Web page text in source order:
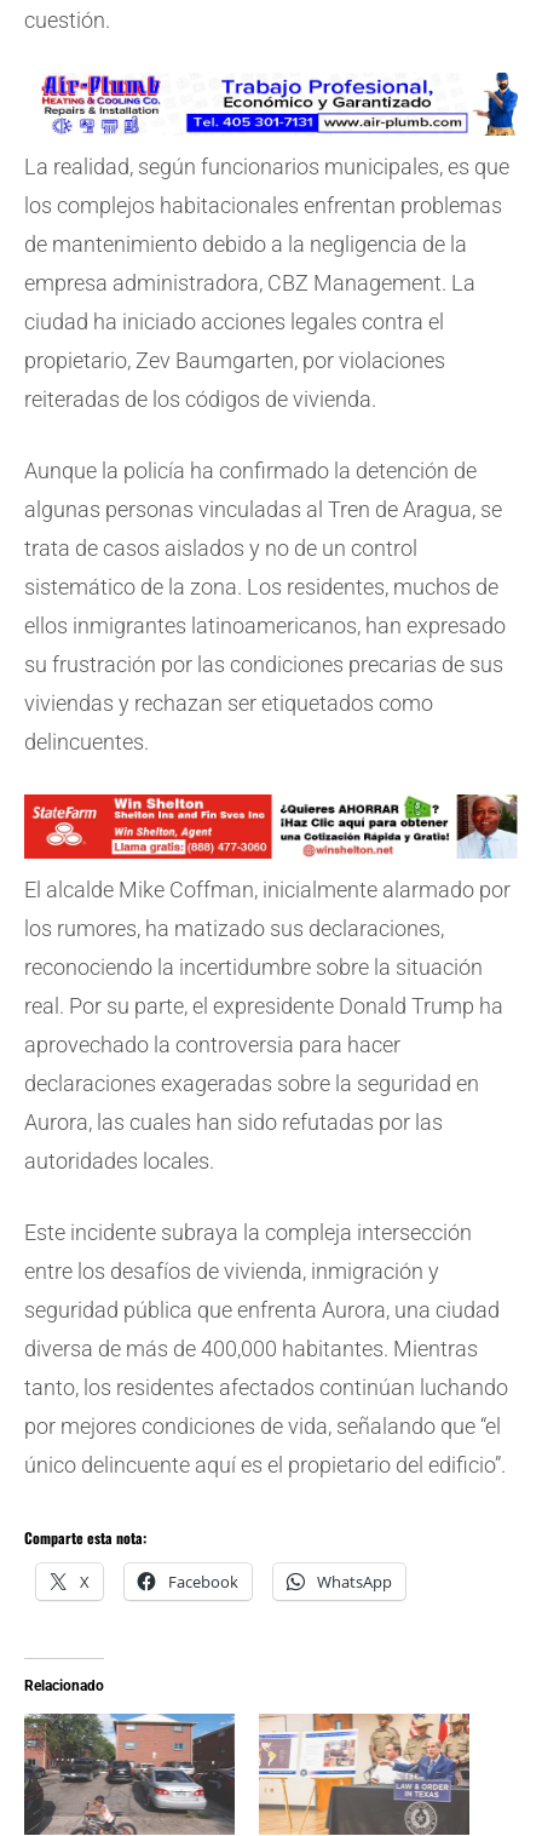
cuestión.
La realidad, según funcionarios municipales, es que
los complejos habitacionales enfrentan problemas
de mantenimiento debido a la negligencia de la
empresa administradora, CBZ Management. La
ciudad ha iniciado acciones legales contra el
propietario, Zev Baumgarten, por violaciones
reiteradas de los códigos de vivienda.
Aunque la policía ha confirmado la detención de
algunas personas vinculadas al Tren de Aragua, se
trata de casos aislados y no de un control
sistemático de la zona. Los residentes, muchos de
ellos inmigrantes latinoamericanos, han expresado
su frustración por las condiciones precarias de sus
viviendas y rechazan ser etiquetados como
delincuentes.
El alcalde Mike Coffman, inicialmente alarmado por
los rumores, ha matizado sus declaraciones,
reconociendo la incertidumbre sobre la situación
real. Por su parte, el expresidente Donald Trump ha
aprovechado la controversia para hacer
declaraciones exageradas sobre la seguridad en
Aurora, las cuales han sido refutadas por las
autoridades locales.
Este incidente subraya la compleja intersección
entre los desafíos de vivienda, inmigración y
seguridad pública que enfrenta Aurora, una ciudad
diversa de más de 400,000 habitantes. Mientras
tanto, los residentes afectados continúan luchando
por mejores condiciones de vida, señalando que “el
único delincuente aquí es el propietario del edificio”.
Comparte esta nota:
X Facebook WhatsApp
Relacionado